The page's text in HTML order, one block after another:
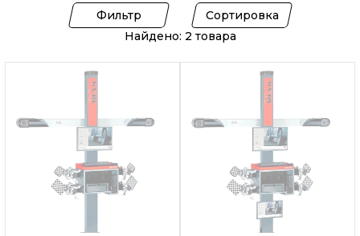
Фильтр
Сортировка
Найдено: 2 товара